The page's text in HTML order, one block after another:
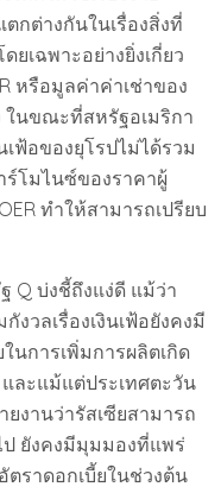
กต่างกันในเรื่องสิ่งที่
ยเฉพาะอย่างยิ่งเกี่ยว
หรือมูลค่าค่าเช่าของ
ในขณะที่สหรัฐอเมริกา
เฟ้อของยุโรปไม่ได้รวม
โมไนซ์ของราคาผู้
ทำให้สามารถเปรียบ
Q บ่งชี้ถึงแง่ดี แม้ว่า
งวลเรื่องเงินเฟ้อยังคงมี
นการเพิ่มการผลิตเกิด
ละแม้แต่ประเทศตะวัน
งานว่ารัสเซียสามารถ
ยังคงมีมุมมองที่แพร่
ตราดอกเบี้ยในช่วงต้น